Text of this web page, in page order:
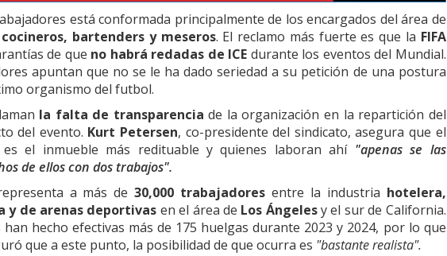
está conformada principalmente de los encargados del área de
cocineros, bartenders y meseros. El reclamo más fuerte es que la FIFA
de que no habrá redadas de ICE durante los eventos del Mundial.
apuntan que no se le ha dado seriedad a su petición de una postura
organismo del futbol.
la falta de transparencia de la organización en la repartición del
del evento. Kurt Petersen, co-presidente del sindicato, asegura que el
es el inmueble más redituable y quienes laboran ahí "apenas se las
de ellos con dos trabajos".
a más de30,000 trabajadores entre la industria hotelera,
y de arenas deportivas en el área de Los Ángelesy el sur de California.
hecho efectivas más de 175 huelgas durante 2023 y 2024, por lo que
que a este punto, la posibilidad de que ocurra es "bastante realista".